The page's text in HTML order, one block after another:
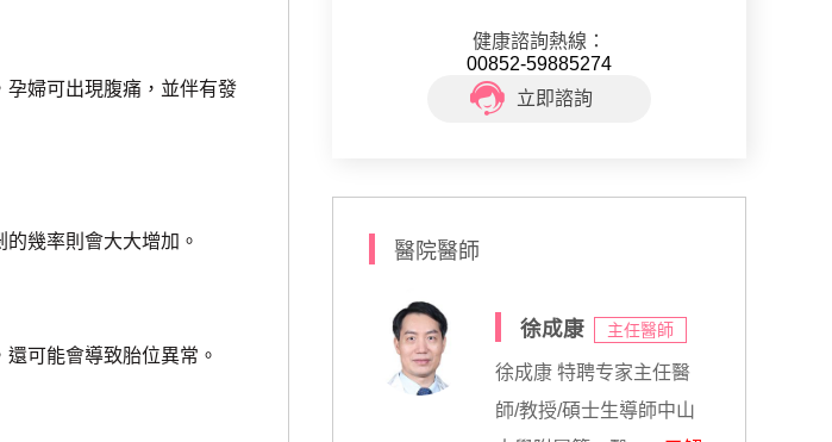
婦可出現腹痛，並伴有發
幾率則會大大增加。
可能會導致胎位異常。
健康諮詢熱線：
00852-59885274
立即諮詢
醫院醫師
徐成康 主任醫師
徐成康 特聘专家主任醫
師/教授/碩士生導師中山